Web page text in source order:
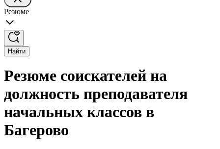
Резюме
Найти
Резюме соискателей на
должность преподавателя
начальных классов в
Багерово